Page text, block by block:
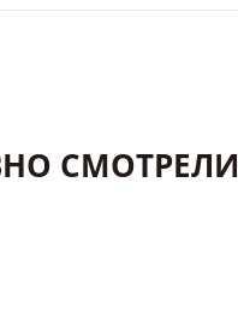
СМОТРЕЛИ